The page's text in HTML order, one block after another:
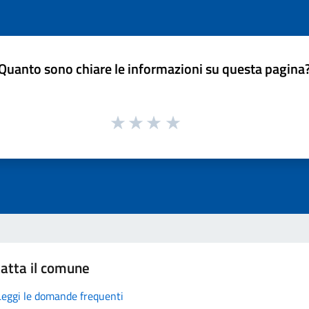
sono chiare le informazioni su questa
il comune
le domande frequenti